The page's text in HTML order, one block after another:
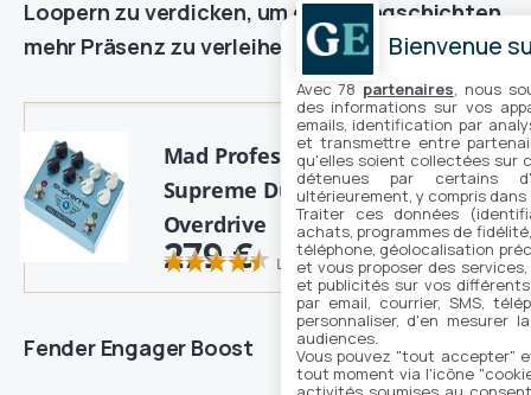
Loopern zu verdicken, um den Klangschichten
mehr Präsenz zu verleihen.
Mad Professor
Supreme Dual
Overdrive
Lesen Sie 11 Bewertungen
279 € Kaufen
Fender Engager Boost
Bienvenue
Avec 78 partenaires , nous
des informations sur vos
emails, identification par
et transmettre entre
qu'elles soient collectées sur
détenues par certains
ultérieurement, y compris
Traiter ces données
achats, programmes de
téléphone, géolocalisation
et vous proposer des
et publicités sur vos
par email, courrier, SMS,
personnaliser, d'en mesurer
audiences.
Vous pouvez "tout accepter"
tout moment via l'icône